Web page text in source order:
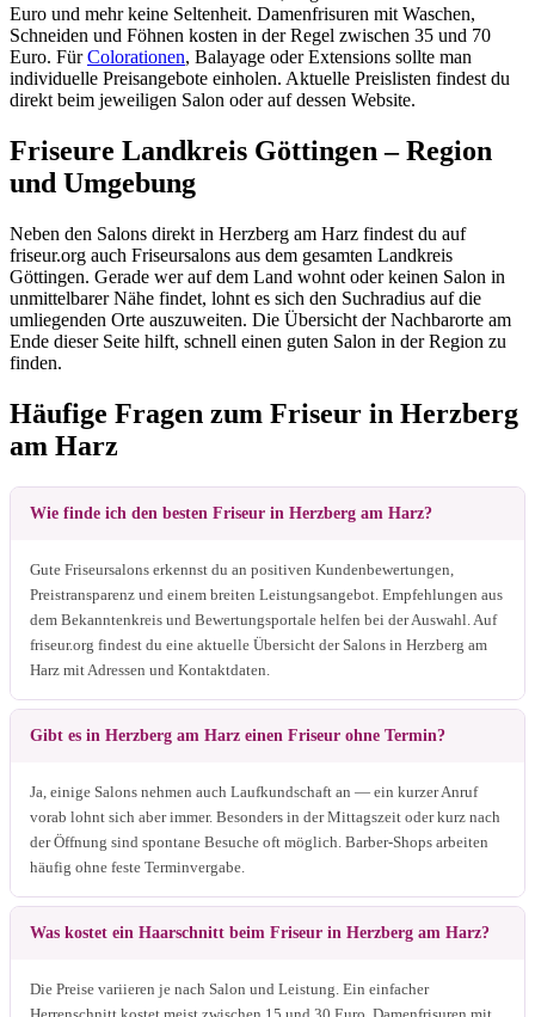
Euro und mehr keine Seltenheit. Damenfrisuren mit Waschen,
Schneiden und Föhnen kosten in der Regel zwischen 35 und 70
Euro. FürColorationen, Balayage oder Extensions sollte man
individuelle Preisangebote einholen. Aktuelle Preislisten findest du
direkt beim jeweiligen Salon oder auf dessen Website.
Friseure Landkreis Göttingen – Region
und Umgebung
Neben den Salons direkt in Herzberg am Harz findest du auf
friseur.org auch Friseursalons aus dem gesamten Landkreis
Göttingen. Gerade wer auf dem Land wohnt oder keinen Salon in
unmittelbarer Nähe findet, lohnt es sich den Suchradius auf die
umliegenden Orte auszuweiten. Die Übersicht der Nachbarorte am
Ende dieser Seite hilft, schnell einen guten Salon in der Region zu
finden.
Häufige Fragen zum Friseur in Herzberg
am Harz
Wie finde ich den besten Friseur in Herzberg am Harz?
Gute Friseursalons erkennst du an positiven Kundenbewertungen,
Preistransparenz und einem breiten Leistungsangebot. Empfehlungen aus
dem Bekanntenkreis und Bewertungsportale helfen bei der Auswahl. Auf
friseur.org findest du eine aktuelle Übersicht der Salons in Herzberg am
Harz mit Adressen und Kontaktdaten.
Gibt es in Herzberg am Harz einen Friseur ohne Termin?
Ja, einige Salons nehmen auch Laufkundschaft an — ein kurzer Anruf
vorab lohnt sich aber immer. Besonders in der Mittagszeit oder kurz nach
der Öffnung sind spontane Besuche oft möglich. Barber-Shops arbeiten
häufig ohne feste Terminvergabe.
Was kostet ein Haarschnitt beim Friseur in Herzberg am Harz?
Die Preise variieren je nach Salon und Leistung. Ein einfacher